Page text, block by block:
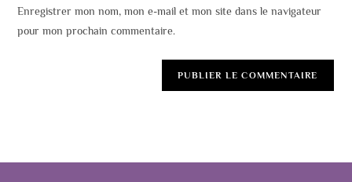
Enregistrer mon nom, mon e-mail et mon site dans le navigateur
pour mon prochain commentaire.